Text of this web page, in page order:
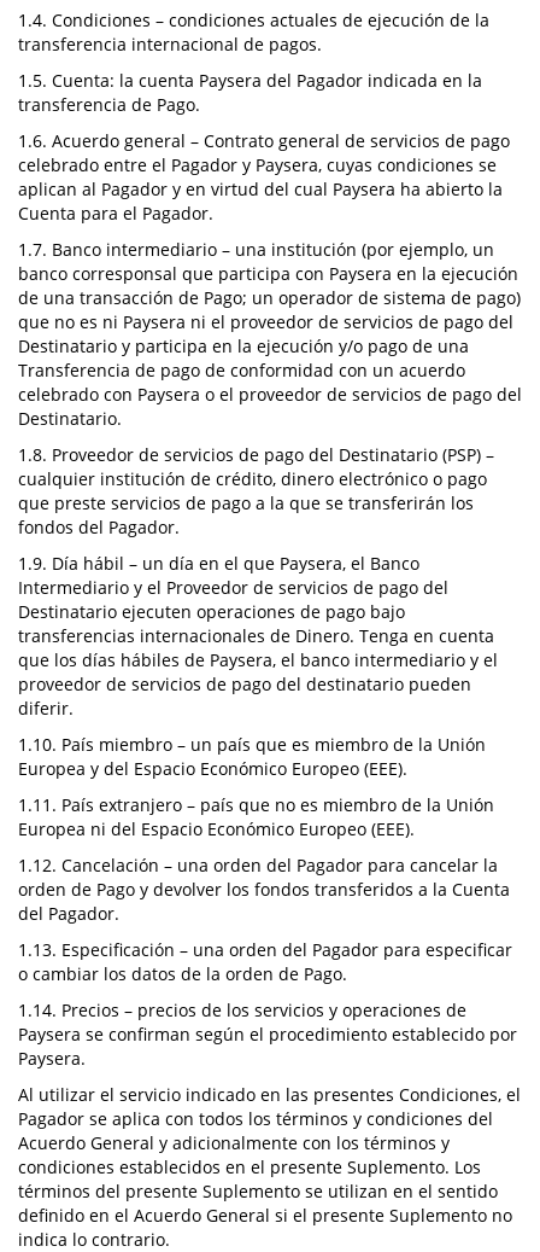
1.4. Condiciones – condiciones actuales de ejecución de la
transferencia internacional de pagos.
1.5. Cuenta: la cuenta Paysera del Pagador indicada en la
transferencia de Pago.
1.6. Acuerdo general – Contrato general de servicios de pago
celebrado entre el Pagador y Paysera, cuyas condiciones se
aplican al Pagador y en virtud del cual Paysera ha abierto la
Cuenta para el Pagador.
1.7. Banco intermediario – una institución (por ejemplo, un
banco corresponsal que participa con Paysera en la ejecución
de una transacción de Pago; un operador de sistema de pago)
que no es ni Paysera ni el proveedor de servicios de pago del
Destinatario y participa en la ejecución y/o pago de una
Transferencia de pago de conformidad con un acuerdo
celebrado con Paysera o el proveedor de servicios de pago del
Destinatario.
1.8. Proveedor de servicios de pago del Destinatario (PSP) –
cualquier institución de crédito, dinero electrónico o pago
que preste servicios de pago a la que se transferirán los
fondos del Pagador.
1.9. Día hábil – un día en el que Paysera, el Banco
Intermediario y el Proveedor de servicios de pago del
Destinatario ejecuten operaciones de pago bajo
transferencias internacionales de Dinero. Tenga en cuenta
que los días hábiles de Paysera, el banco intermediario y el
proveedor de servicios de pago del destinatario pueden
diferir.
1.10. País miembro – un país que es miembro de la Unión
Europea y del Espacio Económico Europeo (EEE).
1.11. País extranjero – país que no es miembro de la Unión
Europea ni del Espacio Económico Europeo (EEE).
1.12. Cancelación – una orden del Pagador para cancelar la
orden de Pago y devolver los fondos transferidos a la Cuenta
del Pagador.
1.13. Especificación – una orden del Pagador para especificar
o cambiar los datos de la orden de Pago.
1.14. Precios – precios de los servicios y operaciones de
Paysera se confirman según el procedimiento establecido por
Paysera.
Al utilizar el servicio indicado en las presentes Condiciones, el
Pagador se aplica con todos los términos y condiciones del
Acuerdo General y adicionalmente con los términos y
condiciones establecidos en el presente Suplemento. Los
términos del presente Suplemento se utilizan en el sentido
definido en el Acuerdo General si el presente Suplemento no
indica lo contrario.